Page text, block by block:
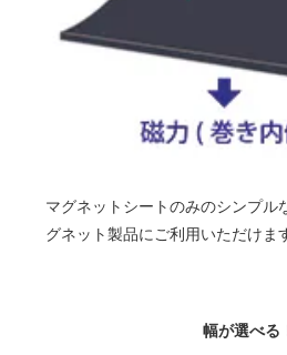
マグネットシートのみのシンプル
グネット製品にご利用いただけま
幅が選べる